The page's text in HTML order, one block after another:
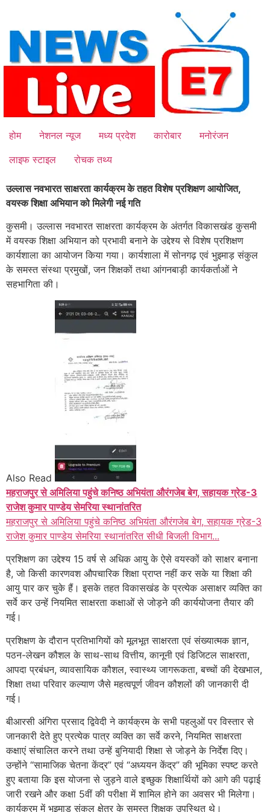
content
होम नेशनल न्यूज मध्य प्रदेश कारोबार
मनोरंजन
लाइफ स्टाइल
रोचक तथ्य
उल्लास नवभारत साक्षरता कार्यक्रम के तहत विशेष प्रशिक्षण आयोजित,
वयस्क शिक्षा अभियान को मिलेगी नई गति
कुसमी। उल्लास नवभारत साक्षरता कार्यक्रम के अंतर्गत विकासखंड कुसमी
में वयस्क शिक्षा अभियान को प्रभावी बनाने के उद्देश्य से विशेष प्रशिक्षण
कार्यशाला का आयोजन किया गया। कार्यशाला में सोनगढ़ एवं भुइमाड़ संकुल
के समस्त संस्था प्रमुखों, जन शिक्षकों तथा आंगनबाड़ी कार्यकर्ताओं ने
सहभागिता की।
Also Read
महराजपुर से अमिलिया पहुंचे कनिष्ठ अभियंता औरंगजेब बेग, सहायक ग्रेड-3
राजेश कुमार पाण्डेय सेमरिया स्थानांतरित
महराजपुर से अमिलिया पहुंचे कनिष्ठ अभियंता औरंगजेब बेग, सहायक ग्रेड-3
राजेश कुमार पाण्डेय सेमरिया स्थानांतरित सीधी बिजली विभाग...
प्रशिक्षण का उद्देश्य 15 वर्ष से अधिक आयु के ऐसे वयस्कों को साक्षर बनाना
है, जो किसी कारणवश औपचारिक शिक्षा प्राप्त नहीं कर सके या शिक्षा की
आयु पार कर चुके हैं। इसके तहत विकासखंड के प्रत्येक असाक्षर व्यक्ति का
सर्वे कर उन्हें नियमित साक्षरता कक्षाओं से जोड़ने की कार्ययोजना तैयार की
गई।
प्रशिक्षण के दौरान प्रतिभागियों को मूलभूत साक्षरता एवं संख्यात्मक ज्ञान,
पठन-लेखन कौशल के साथ-साथ वित्तीय, कानूनी एवं डिजिटल साक्षरता,
आपदा प्रबंधन, व्यावसायिक कौशल, स्वास्थ्य जागरूकता, बच्चों की देखभाल,
शिक्षा तथा परिवार कल्याण जैसे महत्वपूर्ण जीवन कौशलों की जानकारी दी
गई।
बीआरसी अंगिरा प्रसाद द्विवेदी ने कार्यक्रम के सभी पहलुओं पर विस्तार से
जानकारी देते हुए प्रत्येक पात्र व्यक्ति का सर्वे करने, नियमित साक्षरता
कक्षाएं संचालित करने तथा उन्हें बुनियादी शिक्षा से जोड़ने के निर्देश दिए।
उन्होंने “सामाजिक चेतना केंद्र” एवं “अध्ययन केंद्र” की भूमिका स्पष्ट करते
हुए बताया कि इस योजना से जुड़ने वाले इच्छुक शिक्षार्थियों को आगे की पढ़ाई
जारी रखने और कक्षा 5वीं की परीक्षा में शामिल होने का अवसर भी मिलेगा।
कार्यक्रम में भुइमाड संकुल क्षेत्र के समस्त शिक्षक उपस्थित थे।